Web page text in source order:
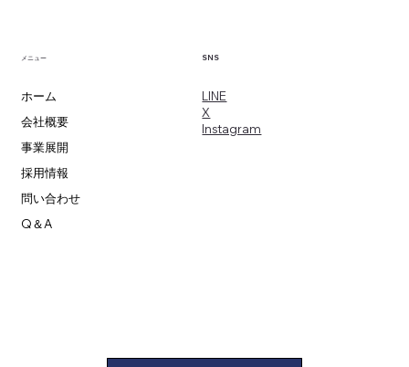
メニュー
ホーム
会社概要
事業展開
採用情報
問い合わせ
Q＆A
​LINE
X
​Instagram
SNS